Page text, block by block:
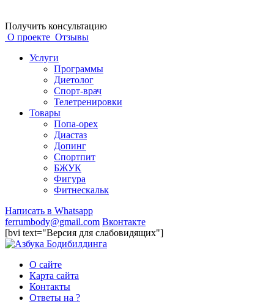
Получить консультацию
О проекте Отзывы
Услуги
Программы
Диетолог
Спорт-врач
Телетренировки
Товары
Попа-орех
Диастаз
Допинг
Спортпит
БЖУК
Фигура
Фитнескальк
Написать в Whatsapp
ferrumbody@gmail.com Вконтакте
[bvi text="Версия для слабовидящих"]
О сайте
Карта сайта
Контакты
Ответы на ?